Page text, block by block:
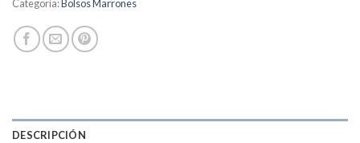
Categoría:Bolsos Marrones
DESCRIPCIÓN